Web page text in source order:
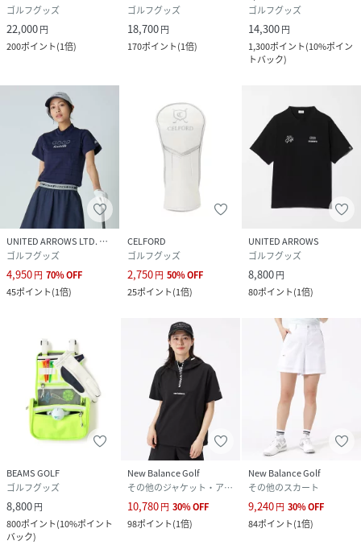
ゴルフグッズ
22,000円
200ポイント(1倍)
ゴルフグッズ
18,700円
170ポイント(1倍)
ゴルフグッズ
14,300円
1,300ポイント(10%ポイン
トバック)
UNITED ARROWS LTD. OUTLET
ゴルフグッズ
4,950円 70%OFF
45ポイント(1倍)
CELFORD
ゴルフグッズ
2,750円 50%OFF
25ポイント(1倍)
UNITED ARROWS
ゴルフグッズ
8,800円
80ポイント(1倍)
BEAMS GOLF
ゴルフグッズ
8,800円
800ポイント(10%ポイント
バック)
New Balance Golf
その他のジャケット・アウター
10,780円 30%OFF
98ポイント(1倍)
New Balance Golf
その他のスカート
9,240円 30%OFF
84ポイント(1倍)